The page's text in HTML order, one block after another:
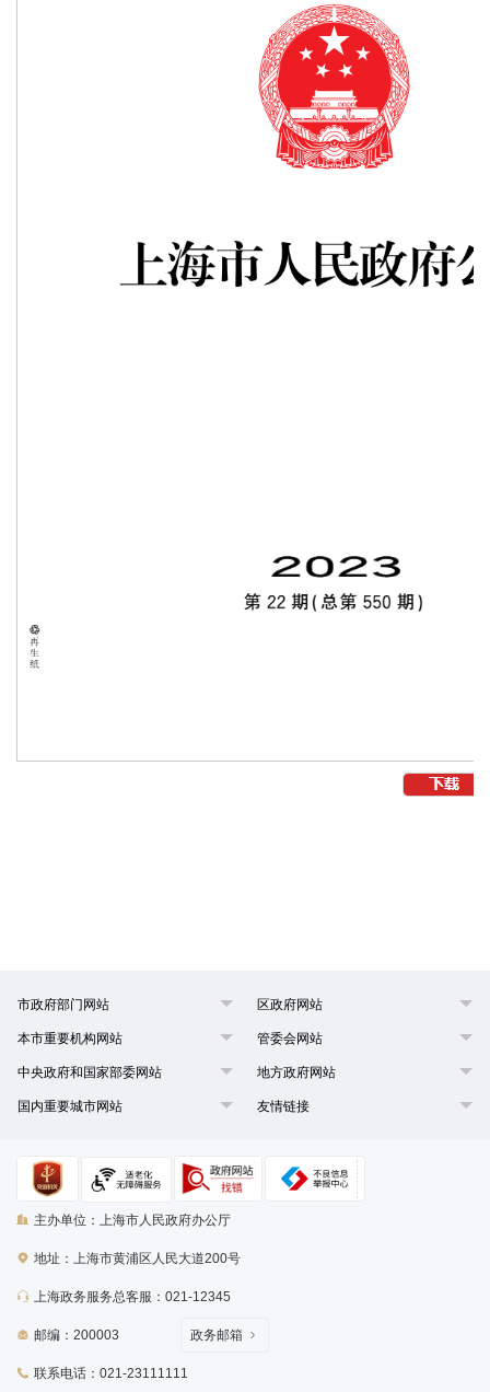
市政府部门网站 区政府网站
本市重要机构网站 管委会网站
中央政府和国家部委网站 地方政府网站
国内重要城市网站 友情链接
主办单位：上海市人民政府办公厅
地址：上海市黄浦区人民大道200号
上海政务服务总客服：021-12345
邮编：200003
联系电话：021-23111111
政务邮箱